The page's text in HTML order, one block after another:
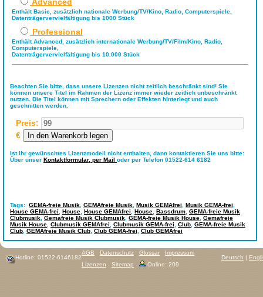
Enthält Basic, zusätzlich nationale Werbung/TV/Kino, Radio, Computerspiele,
Datenträgervervielfältigung bis 1000 Stück
Professional
Enthält Advanced, zusätzlich internationale Werbung/TV/Film/Kino, Radio,
Computerspiele,
Datenträgervervielfältigung bis 10.000 Stück
Beachten Sie bitte, dass unsere Lizenzen nicht zeitlich beschränkt sind! Sie
können unsere Titel im Rahmen der Lizenz immer wieder zeitlich unbeschränkt
nutzen. Die Titel können mit Sprechern oder Effekten hinterlegt und auch
geschnitten werden.
Preis:
€
Ist Ihr gewünschtes Lizenzmodell nicht enthalten, dann kontaktieren Sie uns bitte:
Über unser Kontaktformular, per Mail oder per Telefon 01522-614 6182
Tags: GEMA-freie Musik GEMAfreie Musik Musik GEMAfrei Musik GEMA-frei
House GEMA-frei
House House GEMAfrei House Bassdrum GEMA-freie Musik
Clubmusik Gemafreie Musik Clubmusik GEMA-freie Musik House Gemafreie
Musik House Clubmusik GEMAfrei Clubmusik GEMA-frei Club GEMA-freie Musik
Club GEMAfreie Musik Club Club GEMA-frei Club GEMAfrei
Hotline: 01522-6146182 Deutsch |
AGB Datenschutz Glossar
Impressum
Lizenzen
Sitemap Online: 209